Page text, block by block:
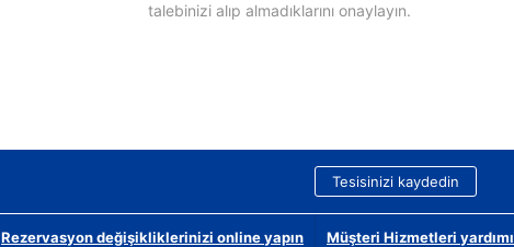
talebinizi alıp almadıklarını onaylayın.
Tesisinizi kaydedin
Rezervasyon değişikliklerinizi online yapın Müşteri Hizmetleri yardımı